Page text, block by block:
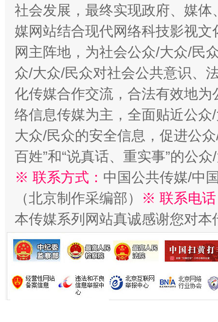
在谋一域中谋全局
今
习近平的博鳌关键词
魏明亮
“刷贴”乱象丛生
生
社会发展，最终实现政府、媒
媒网站结合现代网络科技影视
网主阵地，为社会公众/大众/民
众/大众/民众对社会公共意识、
化传媒合作交流，合法有效地
络信息传媒为主，全面贴近公
大众/民众的安全信息，促进公
百姓”和“说真话、重实事”的公
※ 联系方式： 中国公共传媒/中
（北京制作采编部）
※ 联系电
本传媒系列网站真诚感谢您对